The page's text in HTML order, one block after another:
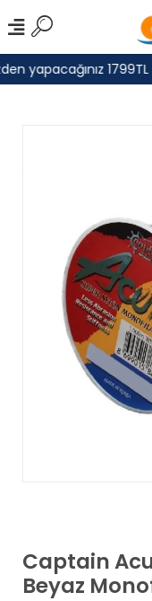
yapacağınız
Captain
Beyaz